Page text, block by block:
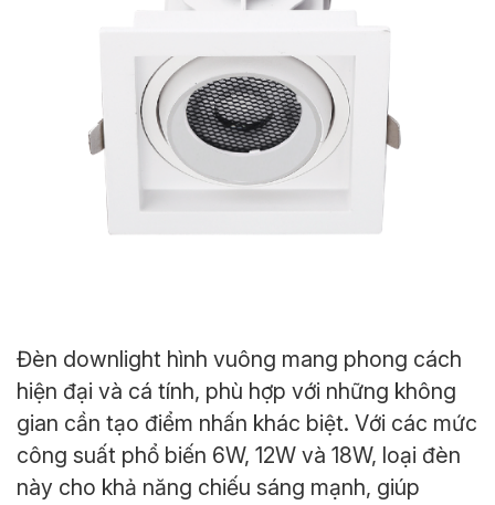
Đèn downlight hình vuông mang phong cách
hiện đại và cá tính, phù hợp với những không
gian cần tạo điểm nhấn khác biệt. Với các mức
công suất phổ biến 6W, 12W và 18W, loại đèn
này cho khả năng chiếu sáng mạnh, giúp